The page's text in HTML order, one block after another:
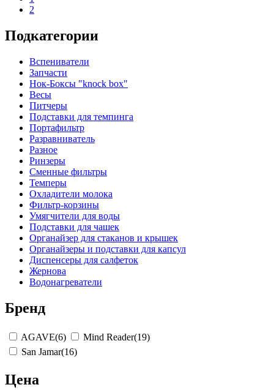
2
Подкатегории
Вспениватели
Запчасти
Нок-Боксы "knock box"
Весы
Питчеры
Подставки для темпинга
Портафильтр
Разравниватель
Разное
Ринзеры
Сменные фильтры
Темперы
Охладители молока
Фильтр-корзины
Умягчители для воды
Подставки для чашек
Органайзер для стаканов и крышек
Органайзеры и подставки для капсул
Диспенсеры для салфеток
Жернова
Водонагреватели
Бренд
AGAVE(6) Mind Reader(19)
San Jamar(16)
Цена